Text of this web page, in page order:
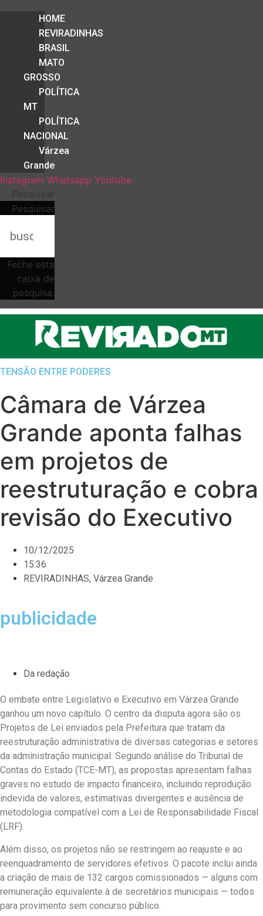
HOME
REVIRADINHAS
BRASIL
MATO
GROSSO
POLÍTICA
MT
POLÍTICA
NACIONAL
Várzea
Grande
Instagram Whatsapp Youtube
Pesquisar
Pesquisar
Feche esta
caixa de
pesquisa.
TENSÃO ENTRE PODERES
Câmara de Várzea
Grande aponta falhas
em projetos de
reestruturação e cobra
revisão do Executivo
10/12/2025
15:36
REVIRADINHAS, Várzea Grande
publicidade
Da redação
O embate entre Legislativo e Executivo em Várzea Grande
ganhou um novo capítulo. O centro da disputa agora são os
Projetos de Lei enviados pela Prefeitura que tratam da
reestruturação administrativa de diversas categorias e setores
da administração municipal. Segundo análise do Tribunal de
Contas do Estado (TCE-MT), as propostas apresentam falhas
graves no estudo de impacto financeiro, incluindo reprodução
indevida de valores, estimativas divergentes e ausência de
metodologia compatível com a Lei de Responsabilidade Fiscal
(LRF).
Além disso, os projetos não se restringem ao reajuste e ao
reenquadramento de servidores efetivos. O pacote inclui ainda
a criação de mais de 132 cargos comissionados — alguns com
remuneração equivalente à de secretários municipais — todos
para provimento sem concurso público.